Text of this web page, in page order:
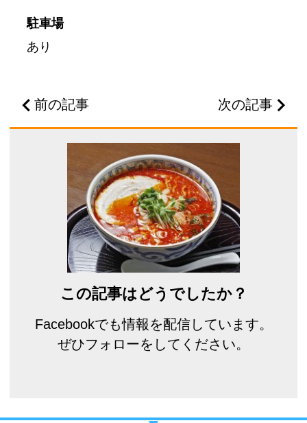
駐車場
あり
前の記事 次の記事
この記事はどうでしたか？
Facebookでも情報を配信しています。
ぜひフォローをしてください。